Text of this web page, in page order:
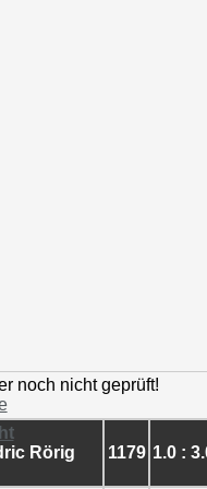
1179 1.0 :